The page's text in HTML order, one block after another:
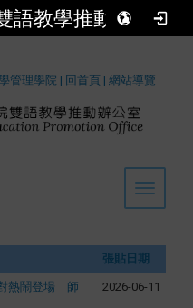
語教學推動辦公室
管理學院 | 回首頁 | 網站導覽
Toggle
張貼日期
熱鬧登場 師
2026-06-11